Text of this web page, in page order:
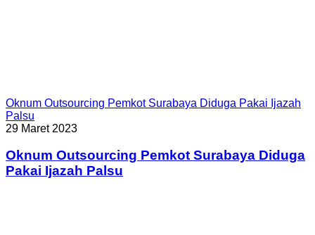
Oknum Outsourcing Pemkot Surabaya Diduga Pakai Ijazah
Palsu
29 Maret 2023
Oknum Outsourcing Pemkot Surabaya Diduga
Pakai Ijazah Palsu